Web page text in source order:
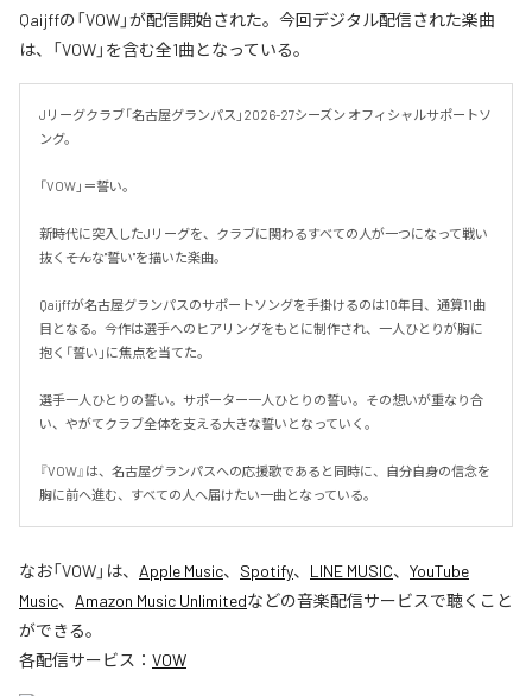
Qaijffの「VOW」が配信開始された。今回デジタル配信された楽曲
は、「VOW」を含む全1曲となっている。
Jリーグクラブ「名古屋グランパス」2026-27シーズン オフィシャルサポートソ
ング。
「VOW」＝誓い。
新時代に突入したJリーグを、クラブに関わるすべての人が一つになって戦い
抜く――そんな"誓い"を描いた楽曲。
Qaijffが名古屋グランパスのサポートソングを手掛けるのは10年目、通算11曲
目となる。今作は選手へのヒアリングをもとに制作され、一人ひとりが胸に
抱く「誓い」に焦点を当てた。
選手一人ひとりの誓い。サポーター一人ひとりの誓い。その想いが重なり合
い、やがてクラブ全体を支える大きな誓いとなっていく。
『VOW』は、名古屋グランパスへの応援歌であると同時に、自分自身の信念を
胸に前へ進む、すべての人へ届けたい一曲となっている。
なお「VOW」は、 Apple Music、 Spotify、 LINE MUSIC、 YouTube
Music、 Amazon Music Unlimitedなどの音楽配信サービスで聴くこと
ができる。
各配信サービス： VOW